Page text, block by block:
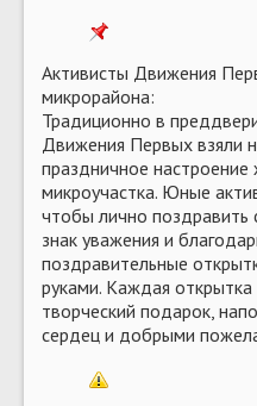
Активисты Движения
микрорайона:
Традиционно в
Движения Первых взяли
праздничное
микроучастка. Юные
чтобы лично поздравить
знак уважения и
поздравительные
руками. Каждая
творческий подарок,
сердец и добрыми